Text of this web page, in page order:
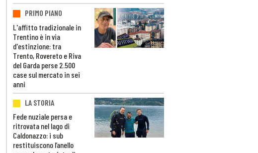
PRIMO PIANO
L'affitto tradizionale in
Trentino è in via
d'estinzione: tra
Trento, Rovereto e Riva
del Garda perse 2.500
case sul mercato in sei
anni
LA STORIA
Fede nuziale persa e
ritrovata nel lago di
Caldonazzo: i sub
restituiscono l’anello